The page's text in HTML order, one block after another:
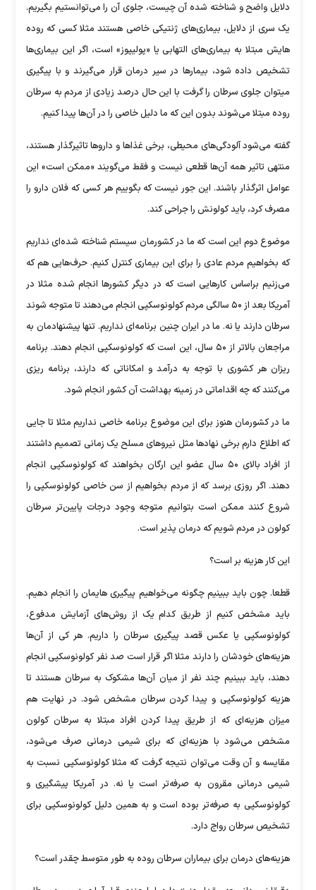
دلایل واضح و شناخته شده آن چیست، جلوی آن را می‌توانستیم بگیریم.
یک سری از دلایل، بیماری‌های ژنتیکی خاصی هستند مثلا کسی که روده
هایش مبتلا به بیماری‌های التهابی یا «پولیپوز» است، اگر این بیماری‌ها
تشخیص داده شود، بیمار‌ها در سیر درمان قرار می‌گیرند و با پیگیری
میتوان جلوی سرطان را گرفت با این حال درصد زیادی از مردم به سرطان
روده مبتلا می‌شوند بدون این که ما دلیل خاصی را در آن‌ها پیدا کنیم.
گفته می‌شود آلودگی‌های محیطی، برخی غذا‌ها و دارو‌ها تاثیرگذار هستند،
منتهی تاثیر همه آن‌ها قطعی نیست و فقط می‌گویند «ممکن است» این
عوامل اثرگذار باشند. این جور نیست که بگوییم هر کسی که فلان دارو را
مصرف کرد، باید کولونش را جراحی کند.
موضوع دوم این است که ما در کشورمان سیستم شناخته شده‌ای نداریم
که بخواهیم مردم عادی را برای این بیماری کنترل کنیم. حرف‌هایی هم که
می‌زنیم براساس کار‌هایی است که در دیگر کشور‌ها انجام شده مثلا در
آمریکا بعد از ۵۰ سالگی مردم کولونوسکپی انجام می‌دهند تا متوجه شوند
سرطان دارند یا نه. ما در ایران چنین برنامه‌ای نداریم. تنها پیشنهادمان به
مراجعان بالاتر از ۵۰ سال، این است که کولونوسکپی انجام دهند. برنامه
ریزان هر کشوری با توجه به درآمد و امکاناتی که دارند، برنامه ریزی
می‌کنند که چه اقداماتی در زمینه بهداشت آن کشور انجام شود.
ما در کشورمان هنوز برای این موضوع برنامه خاصی نداریم مثلا تا جایی
که اطلاع دارم برخی نهاد‌ها مثل نیرو‌های مسلح یک زمانی تصمیم داشتند
از افراد بالای ۵۰ سال عضو این ارگان بخواهند که کولونوسکپی انجام
دهند. اگر روزی برسد که از مردم بخواهیم از سن خاصی کولونوسکپی را
شروع کنند ممکن است بتوانیم متوجه وجود درجات پایین‌تر سرطان
کولون در مردم شویم که درمان پذیر است.
این کار هزینه بر است؟
قطعا. چون باید ببینیم چگونه می‌خواهیم پیگیری هایمان را انجام دهیم.
باید مشخص کنیم از طریق کدام یک از روش‌های آزمایش مدفوع،
کولونوسکپی یا عکس قصد پیگیری سرطان را داریم. هر کی از آن‌ها
هزینه‌های خودشان را دارند مثلا اگر قرار است صد نفر کولونوسکپی انجام
دهند، باید ببینیم چند نفر از میان آن‌ها مشکوک به سرطان هستند تا
هزینه کولونوسکپی و پیدا کردن سرطان مشخص شود. در نهایت هم
میزان هزینه‌ای که از طریق پیدا کردن افراد مبتلا به سرطان کولون
مشخص می‌شود با هزینه‌ای که برای شیمی درمانی صرف می‌شود،
مقایسه و آن وقت می‌توان نتیجه گرفت که مثلا کولونوسکپی نسبت به
شیمی درمانی مقرون به صرفه‌تر است یا نه. در آمریکا پیشگیری و
کولونوسکپی به صرفه‌تر بوده است و به همین دلیل کولونوسکپی برای
تشخیص سرطان رواج دارد.
هزینه‌های درمان برای بیماران سرطان روده به طور متوسط چقدر است؟